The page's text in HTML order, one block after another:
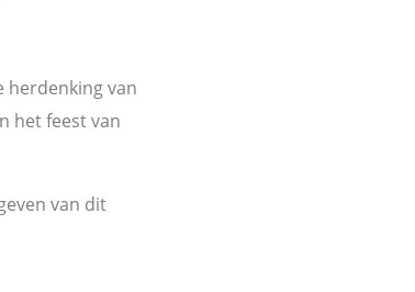
herdenking van
het feest van
van dit